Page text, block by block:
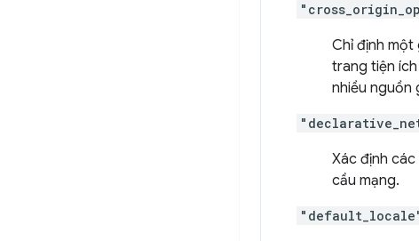
Chỉ định một
trang tiện
nhiều nguồn
Xác định
cầu mạng.